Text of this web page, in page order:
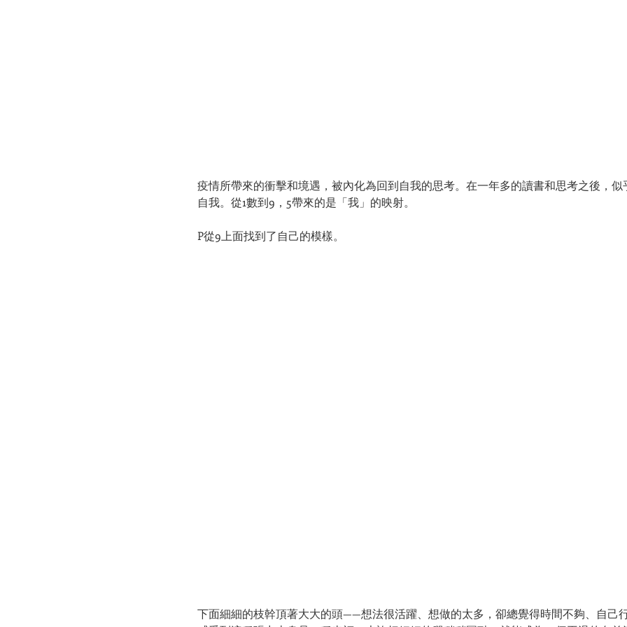
疫情所帶來的衝擊和境遇，被內化為回到自我的思考。在一年多的讀書和思考之後，似
自我。從1數到9，5帶來的是「我」的映射。
P從9上面找到了自己的模樣。
下面細細的枝幹頂著大大的頭——想法很活躍、想做的太多，卻總覺得時間不夠、自己